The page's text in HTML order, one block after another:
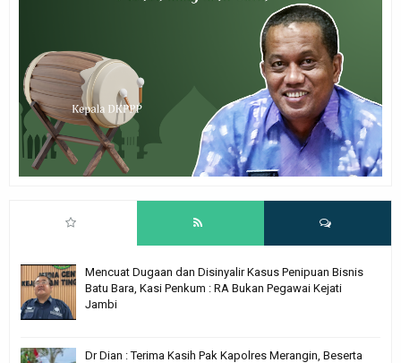
Mencuat Dugaan dan Disinyalir Kasus Penipuan Bisnis
Batu Bara, Kasi Penkum : RA Bukan Pegawai Kejati
Jambi
Dr Dian : Terima Kasih Pak Kapolres Merangin, Beserta